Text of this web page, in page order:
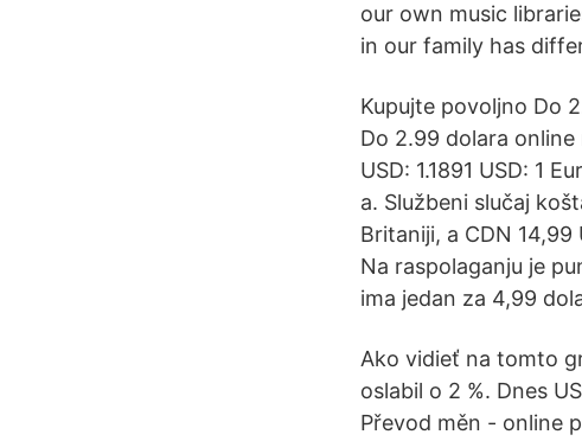
our own music
in our family has
Kupujte povoljno Do
Do 2.99 dolara online
USD: 1.1891 USD: 1
a. Službeni slučaj
Britaniji, a CDN
Na raspolaganju je
ima jedan za 4,99
Ako vidieť na tomto
oslabil o 2 %. Dnes
Převod měn - online